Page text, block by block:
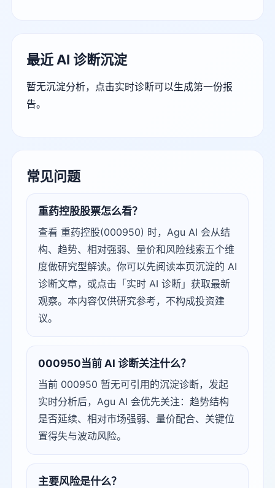
最近 AI 诊断沉淀
暂无沉淀分析，点击实时诊断可以生成第一份报
告。
常见问题
重药控股股票怎么看？
查看 重药控股(000950) 时，Agu AI 会从结
构、趋势、相对强弱、量价和风险线索五个维
度做研究型解读。你可以先阅读本页沉淀的 AI
诊断文章，或点击「实时 AI 诊断」获取最新
观察。本内容仅供研究参考，不构成投资建
议。
000950当前 AI 诊断关注什么？
当前 000950 暂无可引用的沉淀诊断，发起
实时分析后，Agu AI 会优先关注：趋势结构
是否延续、相对市场强弱、量价配合、关键位
置得失与波动风险。
主要风险是什么？